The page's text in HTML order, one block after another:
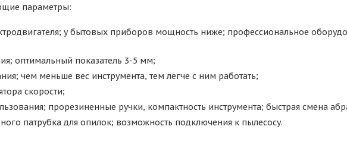
параметры:
у бытовых приборов мощность ниже; профессиональное
оптимальный показатель 3-5 мм;
чем меньше вес инструмента, тем легче с ним работать;
скорости;
прорезиненные ручки, компактность инструмента; быстрая смена
патрубка для опилок; возможность подключения к пылесосу.